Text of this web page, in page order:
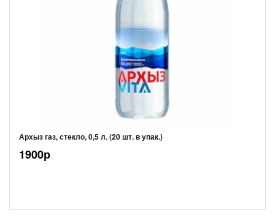
Архыз газ, стекло, 0,5 л. (20 шт. в упак.)
1900р